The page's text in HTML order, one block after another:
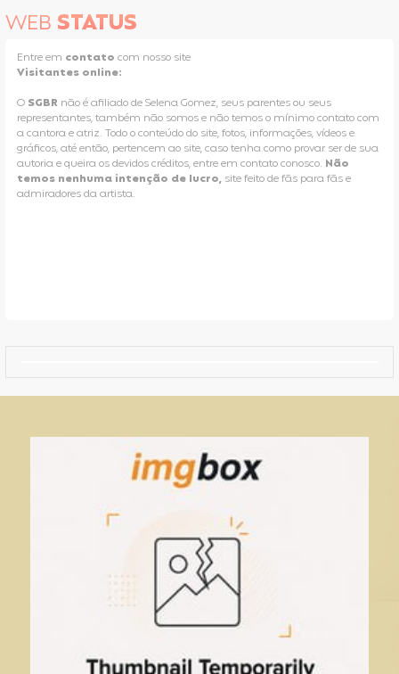
WEB STATUS
Entre em contato com nosso site
Visitantes online:
O SGBR não é afiliado de Selena Gomez, seus parentes ou seus
representantes, também não somos e não temos o mínimo contato com
a cantora e atriz. Todo o conteúdo do site, fotos, informações, vídeos e
gráficos, até então, pertencem ao site, caso tenha como provar ser de sua
autoria e queira os devidos créditos, entre em contato conosco. Não
temos nenhuma intenção de lucro, site feito de fãs para fãs e
admiradores da artista.